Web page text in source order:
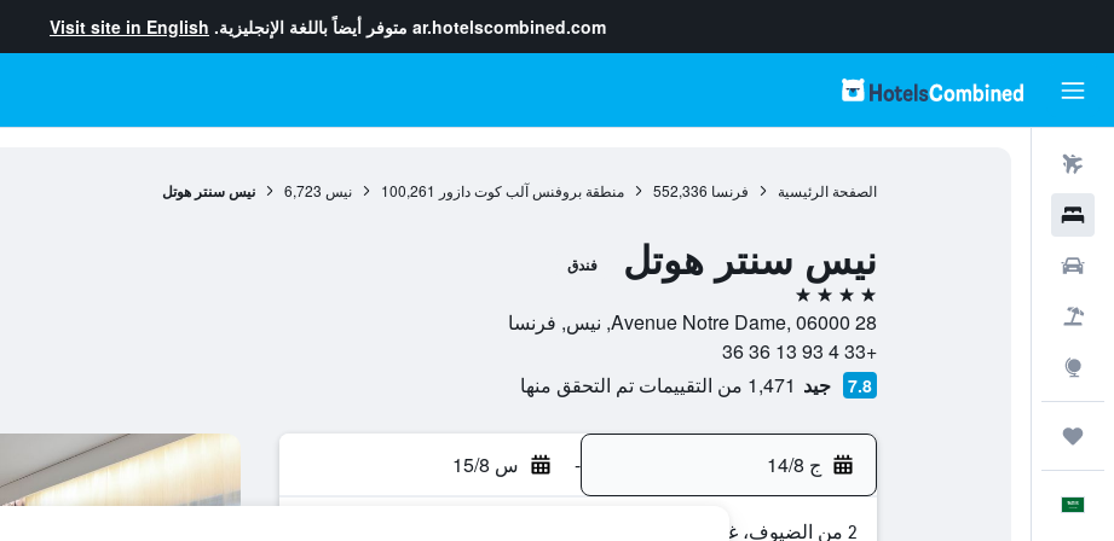
ar.hotelscombined.com متوفر أيضاً باللغة الإنجليزية. Visit site in English
الصفحة الرئيسية فرنسا 552,336 منطقة بروفنس آلب كوت دازور 100,261 نيس 6,723 نيس سنتر هوتل
نيس سنتر هوتل فندق
4 نجوم
28 Avenue Notre Dame, 06000, نيس, فرنسا
+33 4 93 13 36 36
7.8 جيد 1,471 من التقييمات تم التحقق منها
ج 14/8 - س 15/8
2 من الضيوف، غرفة واحدة